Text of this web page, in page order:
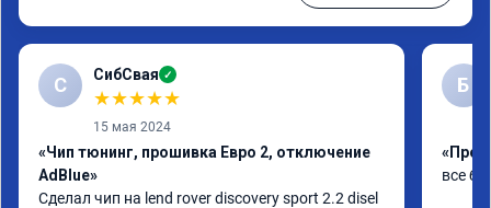
С СибСвая ✓
★★★★★
15 мая 2024
«Чип тюнинг, прошивка Евро 2, отключение
AdBlue»
Сделал чип на lend rover discovery sport 2.2 disel
Б
все